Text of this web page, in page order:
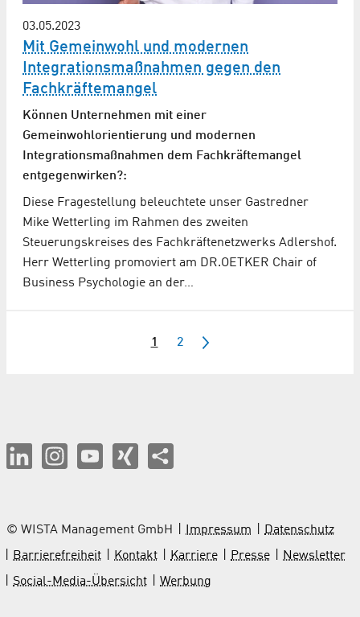
03.05.2023
Mit Gemeinwohl und modernen
Integrations­maßnahmen gegen den
Fachkräfte­mangel
Können Unternehmen mit einer
Gemeinwohlorientierung und modernen
Integrationsmaßnahmen dem Fachkräftemangel
entgegenwirken?:
Diese Fragestellung beleuchtete unser Gastredner
Mike Wetterling im Rahmen des zweiten
Steuerungskreises des Fachkräftenetzwerks Adlershof.
Herr Wetterling promoviert am DR.OETKER Chair of
Business Psychologie an der…
1 2
© WISTA Management GmbH Impressum
Datenschutz
Barrierefreiheit
Kontakt Karriere Presse
Newsletter
Social-Media-Übersicht
Werbung